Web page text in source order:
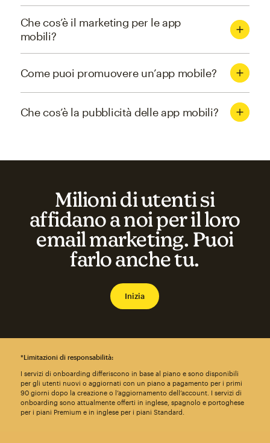
Che cos’è il marketing per le app
mobili?
Come puoi promuovere un’app mobile?
Che cos’è la pubblicità delle app mobili?
Milioni di utenti si
affidano a noi per il loro
email marketing. Puoi
farlo anche tu.
Inizia
*Limitazioni di responsabilità:
I servizi di onboarding differiscono in base al piano e sono disponibili
per gli utenti nuovi o aggiornati con un piano a pagamento per i primi
90 giorni dopo la creazione o l’aggiornamento dell’account. I servizi di
onboarding sono attualmente offerti in inglese, spagnolo e portoghese
per i piani Premium e in inglese per i piani Standard.